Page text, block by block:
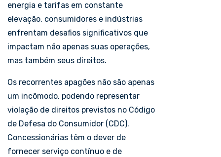
energia e tarifas em constante
elevação, consumidores e indústrias
enfrentam desafios significativos que
impactam não apenas suas operações,
mas também seus direitos.
Os recorrentes apagões não são apenas
um incômodo, podendo representar
violação de direitos previstos no Código
de Defesa do Consumidor (CDC).
Concessionárias têm o dever de
fornecer serviço contínuo e de